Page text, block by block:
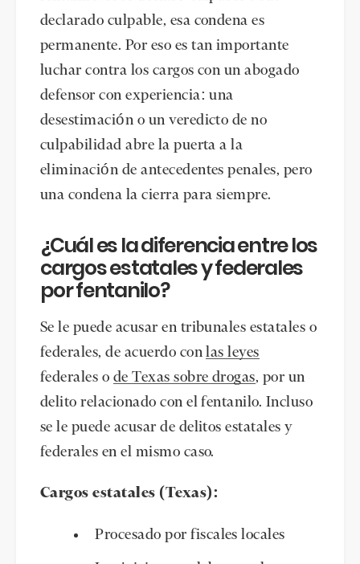
declarado culpable, esa condena es
permanente. Por eso es tan importante
luchar contra los cargos con un abogado
defensor con experiencia: una
desestimación o un veredicto de no
culpabilidad abre la puerta a la
eliminación de antecedentes penales, pero
una condena la cierra para siempre.
¿Cuál es la diferencia entre los
cargos estatales y federales
por fentanilo?
Se le puede acusar en tribunales estatales o
federales, de acuerdo conlas leyes
federales o de Texas sobre drogas, por un
delito relacionado con el fentanilo. Incluso
se le puede acusar de delitos estatales y
federales en el mismo caso.
Cargos estatales (Texas):
Procesado por fiscales locales